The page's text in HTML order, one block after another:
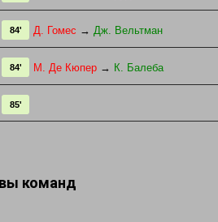
Д. Гомес →Дж. Вельтман
84'
М. Де Кюпер → К. Балеба
84'
85'
команд